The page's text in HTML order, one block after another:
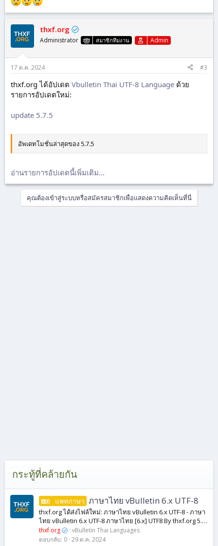
thxf.org
Administrator สมาชิกทีมงาน Admin
17 ต.ค. 2024 #3
thxf.org ได้อัปเดต Vbulletin Thai UTF-8 Language ด้วย
รายการอัปเดตใหม่:
update 5.7.5
อัพเดทโมชั่นล่าสุดของ 5.7.5
อ่านรายการอัปเดตนี้เพิ่มเติม...
คุณต้องเข้าสู่ระบบหรือสมัครสมาชิกเพื่อแสดงความคิดเห็นที่นี่
กระทู้ที่คล้ายกัน
แพทภาษา ภาษาไทย vBulletin 6.x UTF-8
thxf.org ได้ส่งไฟล์ใหม่: ภาษาไทย vBulletin 6.x UTF-8 - ภาษา
ไทย vBulletin 6.x UTF-8 ภาษาไทย [6.x] UTF8 By thxf.org 5.x
มาแล้วครับท่าน เวอร์ชั่นนี้สามารถใช้ได้ดีกับ 6.x เท่านั้น...
thxf.org
vBulletin Thai Languages
ตอบกลับ 0 29 ต.ค. 2024